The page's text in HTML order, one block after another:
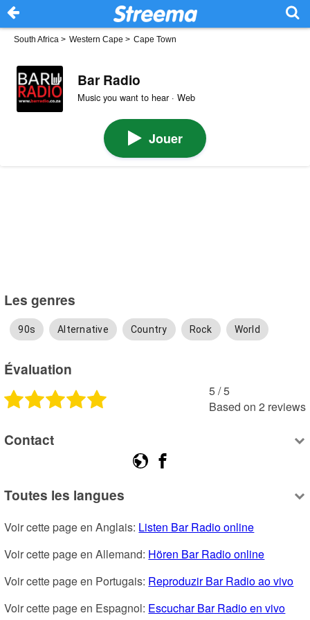
South Africa > Western Cape > Cape Town
Bar Radio
Music you want to hear · Web
Jouer
Les genres
90s Alternative Country Rock World
Évaluation
5 /5
Based on 2 reviews
Contact
Toutes les langues
Voir cette page en Anglais: Listen Bar Radio online
Voir cette page en Allemand: Hören Bar Radio online
Voir cette page en Portugais: Reproduzir Bar Radio ao vivo
Voir cette page en Espagnol: Escuchar Bar Radio en vivo